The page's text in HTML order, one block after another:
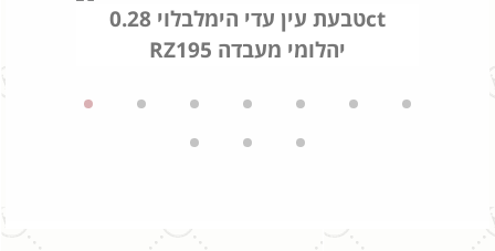
טבעת עין עדי הימלבלוי 0.28ct
RZ195 יהלומי מעבדה